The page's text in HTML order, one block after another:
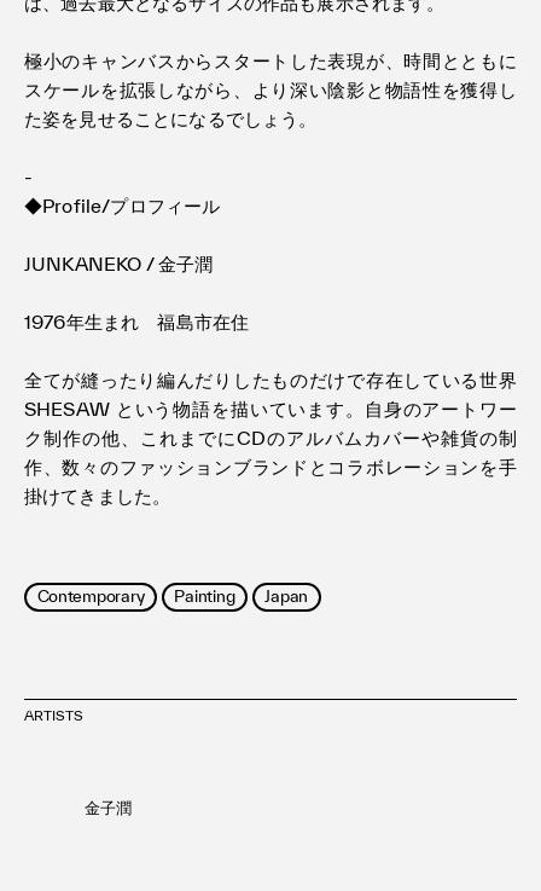
極小のキャンバスからスタートした表現が、時間とともに
スケールを拡張しながら、より深い陰影と物語性を獲得し
た姿を見せることになるでしょう。
-
◆Profile/プロフィール
JUNKANEKO / 金子潤
1976年生まれ 福島市在住
全てが縫ったり編んだりしたものだけで存在している世界
SHESAW という物語を描いています。自身のアートワー
ク制作の他、これまでにCDのアルバムカバーや雑貨の制
作、数々のファッションブランドとコラボレーションを手
掛けてきました。
Contemporary Painting Japan
ARTISTS
金子潤